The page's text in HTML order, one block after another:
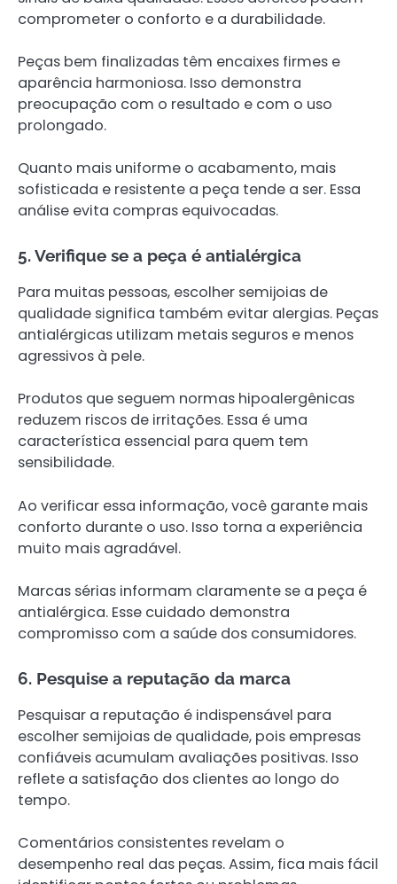
comprometer o conforto e a durabilidade.
Peças bem finalizadas têm encaixes firmes e
aparência harmoniosa. Isso demonstra
preocupação com o resultado e com o uso
prolongado.
Quanto mais uniforme o acabamento, mais
sofisticada e resistente a peça tende a ser. Essa
análise evita compras equivocadas.
5. Verifique se a peça é antialérgica
Para muitas pessoas, escolher semijoias de
qualidade significa também evitar alergias. Peças
antialérgicas utilizam metais seguros e menos
agressivos à pele.
Produtos que seguem normas hipoalergênicas
reduzem riscos de irritações. Essa é uma
característica essencial para quem tem
sensibilidade.
Ao verificar essa informação, você garante mais
conforto durante o uso. Isso torna a experiência
muito mais agradável.
Marcas sérias informam claramente se a peça é
antialérgica. Esse cuidado demonstra
compromisso com a saúde dos consumidores.
6. Pesquise a reputação da marca
Pesquisar a reputação é indispensável para
escolher semijoias de qualidade, pois empresas
confiáveis acumulam avaliações positivas. Isso
reflete a satisfação dos clientes ao longo do
tempo.
Comentários consistentes revelam o
desempenho real das peças. Assim, fica mais fácil